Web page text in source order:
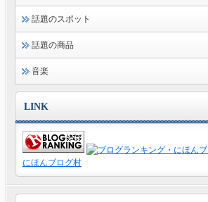
話題のスポット
話題の商品
音楽
LINK
にほんブログ村